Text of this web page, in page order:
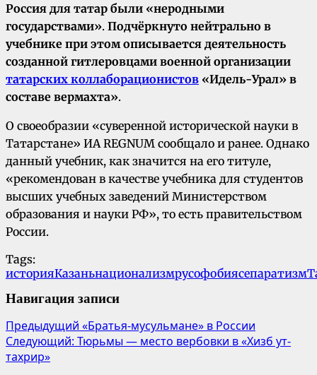
Россия для татар были «неродными
государствами». Подчёркнуто нейтрально в
учебнике при этом описывается деятельность
созданной гитлеровцами военной организации
татарских коллаборационистов «Идель-Урал» в
составе вермахта».
О своеобразии «суверенной исторической науки в
Татарстане» ИА REGNUM сообщало и ранее. Однако
данный учебник, как значится на его титуле,
«рекомендован в качестве учебника для студентов
высших учебных заведений Министерством
образования и науки РФ», то есть правительством
России.
Tags:
историяКазаньнационализмрусофобиясепаратизм
Навигация записи
Предыдущий «Братья-мусульмане» в России
Следующий: Тюрьмы — место вербовки в «Хизб ут-
тахрир»